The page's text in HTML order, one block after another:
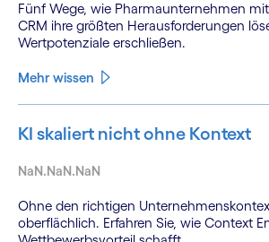
Fünf Wege, wie Pharmaunternehmen
CRM ihre größten Herausforderungen
Wertpotenziale erschließen.
Mehr wissen
KI skaliert nicht ohne Kontext
NaN.NaN.NaN
Ohne den richtigen
oberflächlich. Erfahren Sie, wie Context